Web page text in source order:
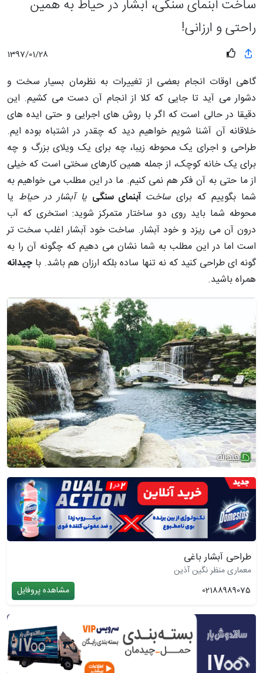
ساخت آبنمای سنگی، آبشار در حیاط به همین
راحتی و ارزانی!
1397/01/28
گاهی اوقات انجام بعضی از تغییرات به نظرمان بسیار سخت و
دشوار می آید تا جایی که کلا از انجام آن دست می کشیم. این
دقیقا در حالی است که اگر با روش های اجرایی و حتی ایده های
خلاقانه آن آشنا شویم خواهیم دید که چقدر در اشتباه بوده ایم.
طراحی و اجرای یک محوطه زیبا، چه برای یک ویلای بزرگ و چه
برای یک خانه کوچک، از جمله همین کارهای سختی است که خیلی
از ما حتی به آن فکر هم نمی کنیم. ما در این مطلب می خواهیم به
شما بگوییم که برای ساخت آبنمای سنگی یا آبشار در حیاط یا
محوطه شما باید روی دو ساختار متمرکز شوید: استخری که آب
درون آن می ریزد و خود آبشار. ساخت خود آبشار اغلب سخت تر
است اما در این مطلب به شما نشان می دهیم که چگونه آن را به
گونه ای طراحی کنید که نه تنها ساده بلکه ارزان هم باشد. با چیدانه
همراه باشید.
طراحی آبشار باغی
معماری منظر نگین آذین
02188989075
مشاهده پروفایل